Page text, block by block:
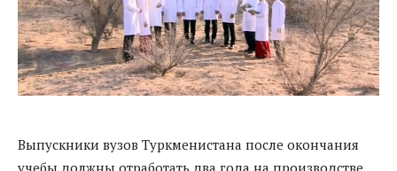
Выпускники вузов Туркменистана после окончания